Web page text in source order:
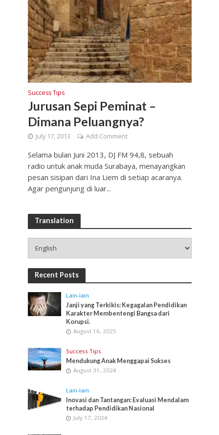
Success Tips
Jurusan Sepi Peminat –
Dimana Peluangnya?
July 17, 2013 Add Comment
Selama bulan Juni 2013, DJ FM 94,8, sebuah
radio untuk anak muda Surabaya, menayangkan
pesan sisipan dari Ina Liem di setiap acaranya.
Agar pengunjung di luar...
Translation
Recent Posts
Lain-lain
Janji yang Terkikis: Kegagalan Pendidikan
Karakter Membentengi Bangsa dari
Korupsi.
August 16, 2025
Success Tips
Mendukung Anak Menggapai Sukses
August 31, 2024
Lain-lain
Inovasi dan Tantangan: Evaluasi Mendalam
terhadap Pendidikan Nasional
July 17, 2024